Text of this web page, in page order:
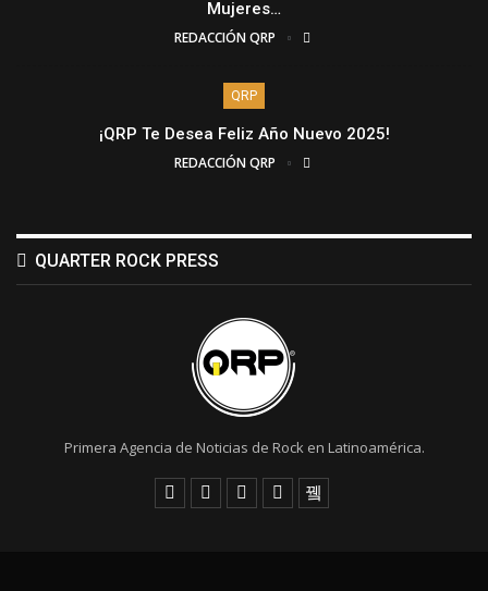
Mujeres…
REDACCIÓN QRP
QRP
¡QRP Te Desea Feliz Año Nuevo 2025!
REDACCIÓN QRP
QUARTER ROCK PRESS
Primera Agencia de Noticias de Rock en Latinoamérica.